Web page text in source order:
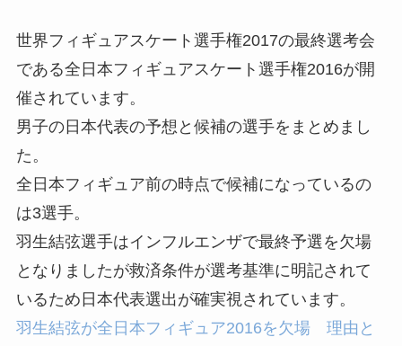
世界フィギュアスケート選手権2017の最終選考会
である全日本フィギュアスケート選手権2016が開
催されています。
男子の日本代表の予想と候補の選手をまとめまし
た。
全日本フィギュア前の時点で候補になっているの
は3選手。
羽生結弦選手はインフルエンザで最終予選を欠場
となりましたが救済条件が選考基準に明記されて
いるため日本代表選出が確実視されています。
羽生結弦が全日本フィギュア2016を欠場 理由と